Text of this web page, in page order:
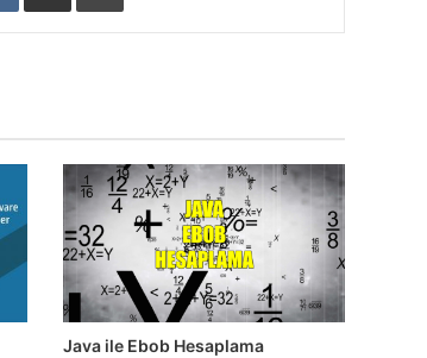
Java ile Ebob Hesaplama